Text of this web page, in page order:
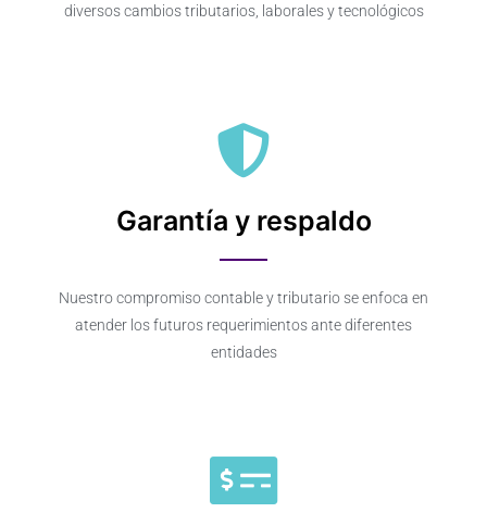
diversos cambios tributarios, laborales y tecnológicos
Garantía y respaldo
Nuestro compromiso contable y tributario se enfoca en
atender los futuros requerimientos ante diferentes
entidades